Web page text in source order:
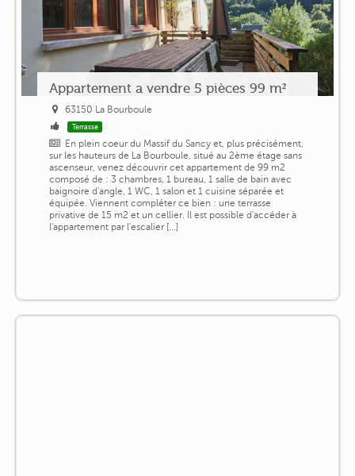
Appartement a vendre 5 pièces 99 m²
63150 La Bourboule
Terrasse
En plein coeur du Massif du Sancy et, plus précisément,
sur les hauteurs de La Bourboule, situé au 2ème étage sans
ascenseur, venez découvrir cet appartement de 99 m2
composé de : 3 chambres, 1 bureau, 1 salle de bain avec
baignoire d'angle, 1 WC, 1 salon et 1 cuisine séparée et
équipée. Viennent compléter ce bien : une terrasse
privative de 15 m2 et un cellier. Il est possible d'accéder à
l'appartement par l'escalier [...]